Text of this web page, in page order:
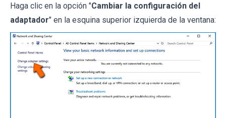
Haga clic en la opción "Cambiar la configuración del
adaptador" en la esquina superior izquierda de la ventana: